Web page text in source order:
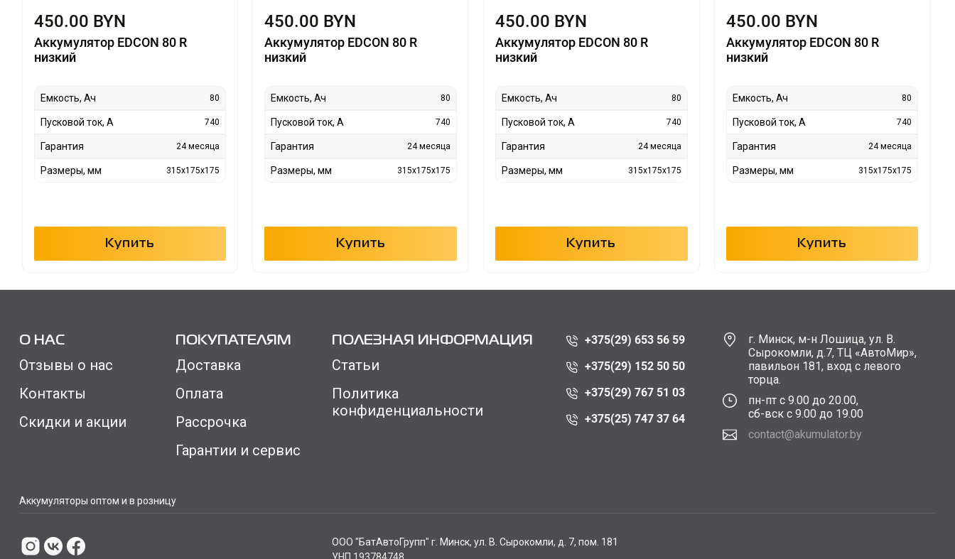
450.00 BYN
Аккумулятор EDCON 80 R
низкий
Емкость, Ач 80
Пусковой ток, А 740
Гарантия 24 месяца
Размеры, мм 315x175x175
Купить
450.00 BYN
Аккумулятор EDCON 80 R
низкий
Емкость, Ач 80
Пусковой ток, А 740
Гарантия 24 месяца
Размеры, мм 315x175x175
Купить
450.00 BYN
Аккумулятор EDCON 80 R
низкий
Емкость, Ач 80
Пусковой ток, А 740
Гарантия 24 месяца
Размеры, мм 315x175x175
Купить
450.00 BYN
Аккумулятор EDCON 80 R
низкий
Емкость, Ач 80
Пусковой ток, А 740
Гарантия 24 месяца
Размеры, мм 315x175x175
Купить
О НАС
Отзывы о нас
Контакты
Скидки и акции
ПОКУПАТЕЛЯМ
Доставка
Оплата
Рассрочка
Гарантии и сервис
ПОЛЕЗНАЯ ИНФОРМАЦИЯ
Статьи
Политика
конфиденциальности
+375(29) 653 56 59
+375(29) 152 50 50
+375(29) 767 51 03
+375(25) 747 37 64
г. Минск, м-н Лошица, ул. В.
Сырокомли, д.7, ТЦ «АвтоМир»,
павильон 181, вход с левого
торца.
пн-пт с 9.00 до 20.00,
сб-вск с 9.00 до 19.00
contact@akumulator.by
Аккумуляторы оптом и в розницу
ООО "БатАвтоГрупп" г. Минск, ул. В. Сырокомли, д. 7, пом. 181